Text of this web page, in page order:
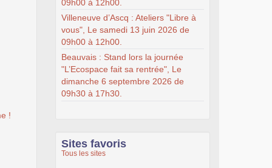
!
09h00 à 12h00.
Villeneuve d’Ascq : Ateliers "Libre à
vous", Le samedi 13 juin 2026 de
09h00 à 12h00.
Beauvais : Stand lors la journée
"L’Ecospace fait sa rentrée", Le
dimanche 6 septembre 2026 de
09h30 à 17h30.
Sites favoris
Tous les sites